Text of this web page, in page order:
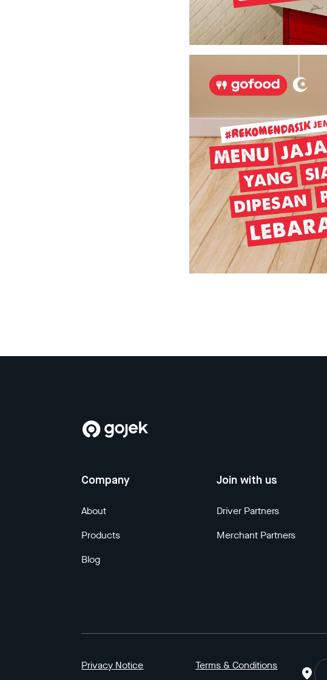
Company
About
Products
Blog
Join with us
Driver Partners
Merchant Partners
Privacy Notice Terms & Conditions